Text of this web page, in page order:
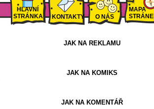
HLAVNÍ
STRÁNKA
KONTAKTY O NÁS
MAPA
JAK NA REKLAMU
JAK NA KOMIKS
JAK NA KOMENTÁŘ